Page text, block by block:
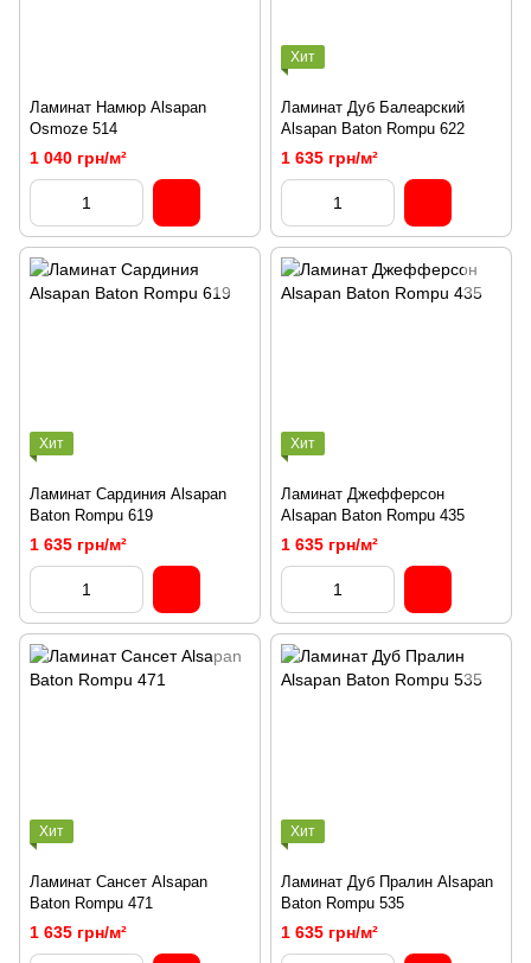
Ламинат Намюр Alsapan
Osmoze 514
1 040 грн/м²
Хит
Ламинат Дуб Балеарский
Alsapan Baton Rompu 622
1 635 грн/м²
Хит
Ламинат Сардиния Alsapan
Baton Rompu 619
1 635 грн/м²
Хит
Ламинат Джефферсон
Alsapan Baton Rompu 435
1 635 грн/м²
Хит
Ламинат Сансет Alsapan
Baton Rompu 471
1 635 грн/м²
Хит
Ламинат Дуб Пралин Alsapan
Baton Rompu 535
1 635 грн/м²